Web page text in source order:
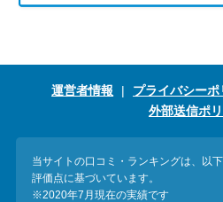
運営者情報 プライバシーポ
外部送信ポ
当サイトの口コミ・ランキングは、以
評価点に基づいています。
※2020年7月現在の実績です